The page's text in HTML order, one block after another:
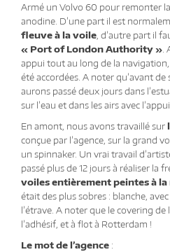
Armé un Volvo 60 pour remonter
anodine. D’une part il est
fleuve à la voile , d’autre part il
« Port of London Authority »
appui tout au long de la
été accordées. A noter qu’avant de
aurons passé deux jours dans
sur l’eau et dans les airs avec
En amont, nous avons travaillé sur
conçue par l’agence, sur la grand
un spinnaker. Un vrai travail
passé plus de 12 jours à réaliser la
voiles entièrement peintes à la
était des plus sobres : blanche,
l’étrave. A noter que le covering de
l’adhésif, et à flot à Rotterdam !
Le mot de l’agence :